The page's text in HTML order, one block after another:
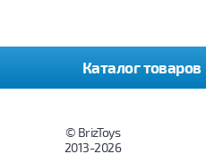
Каталог товаров
© BrizToys
2013-2026